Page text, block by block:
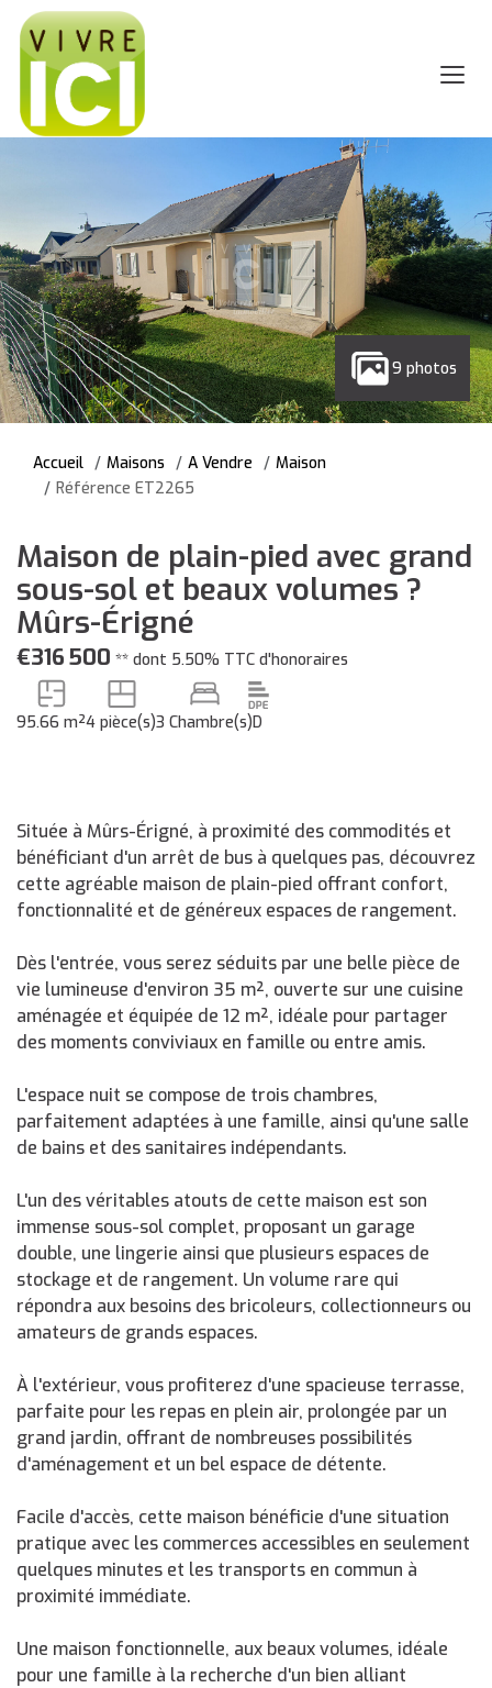
9 photos
Accueil Maisons A Vendre
Maison
Référence ET2265
Maison de plain-pied avec grand
sous-sol et beaux volumes ?
Mûrs-Érigné
€316 500 ** dont 5.50% TTC d'honoraires
95.66 m²4 pièce(s)3 Chambre(s)D
Située à Mûrs-Érigné, à proximité des commodités et
bénéficiant d'un arrêt de bus à quelques pas, découvrez
cette agréable maison de plain-pied offrant confort,
fonctionnalité et de généreux espaces de rangement.
Dès l'entrée, vous serez séduits par une belle pièce de
vie lumineuse d'environ 35 m², ouverte sur une cuisine
aménagée et équipée de 12 m², idéale pour partager
des moments conviviaux en famille ou entre amis.
L'espace nuit se compose de trois chambres,
parfaitement adaptées à une famille, ainsi qu'une salle
de bains et des sanitaires indépendants.
L'un des véritables atouts de cette maison est son
immense sous-sol complet, proposant un garage
double, une lingerie ainsi que plusieurs espaces de
stockage et de rangement. Un volume rare qui
répondra aux besoins des bricoleurs, collectionneurs ou
amateurs de grands espaces.
À l'extérieur, vous profiterez d'une spacieuse terrasse,
parfaite pour les repas en plein air, prolongée par un
grand jardin, offrant de nombreuses possibilités
d'aménagement et un bel espace de détente.
Facile d'accès, cette maison bénéficie d'une situation
pratique avec les commerces accessibles en seulement
quelques minutes et les transports en commun à
proximité immédiate.
Une maison fonctionnelle, aux beaux volumes, idéale
pour une famille à la recherche d'un bien alliant